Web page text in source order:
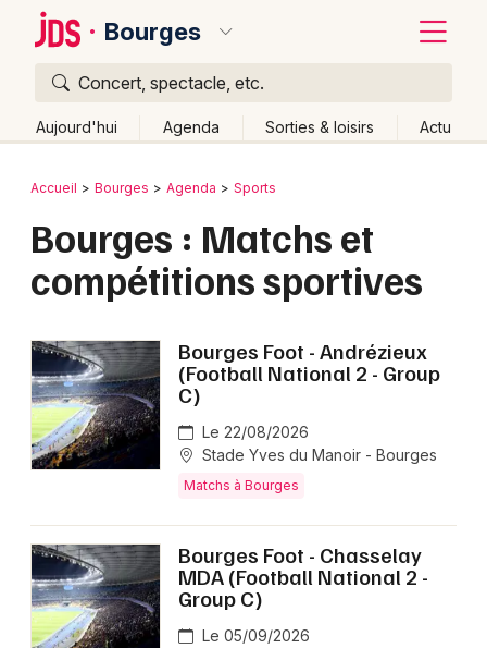
Bourges
Concert, spectacle, etc.
Aujourd'hui Agenda Sorties & loisirs Actu
Publier un événement
Activité & Expérience
Manifestations
Spectacles
Concerts
Sports
Bordeaux
Colmar
Lyon
Marseille
Mulhouse
Nantes
Nice
Paris
Retour
Accueil Bourges Agenda Sports
Bourges : Matchs et
compétitions sportives
Bourges Foot - Andrézieux
(Football National 2 - Group
C)
Le 22/08/2026
Stade Yves du Manoir - Bourges
Matchs à Bourges
Bourges Foot - Chasselay
MDA (Football National 2 -
Group C)
Le 05/09/2026
Quoi ?
Où ?
Près de moi
Changer de lieu
Quand ?
Effacer les dates